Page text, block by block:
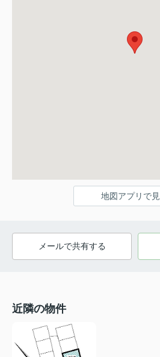
地図アプリで
メールで共有する
近隣の物件